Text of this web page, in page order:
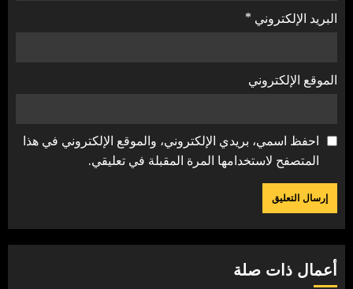
البريد الإلكتروني *
الموقع الإلكتروني
احفظ اسمي، بريدي الإلكتروني، والموقع الإلكتروني في هذا
المتصفح لاستخدامها المرة المقبلة في تعليقي.
أعمال ذات صلة